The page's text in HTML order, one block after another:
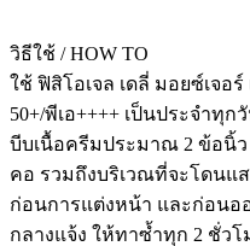
วิธีใช้ / HOW TO
ใช้ ฟิสิโอเจล เดลี่ มอยซ์เจอ
50+/พีเอ++++ เป็นประจำทุ
บีบเนื้อครีมประมาณ 2 ข้อนิ้
คอ รวมถึงบริเวณที่จะโดนแ
ก่อนการแต่งหน้า และก่อนอ
กลางแจ้ง ให้ทาซ้ำทุก 2 ชั่วโ